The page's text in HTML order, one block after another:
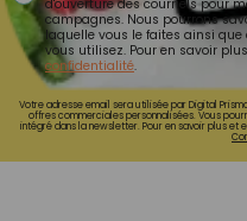
d'ouverture des courriels pour
campagnes. Nous pourrons
laquelle vous le faites ainsi
vous utilisez. Pour en savoir
confidentialité.
Votre adresse email sera utilisée par Digital
offres commerciales personnalisées. Vous
intégré dans la newsletter. Pour en savoir plus et